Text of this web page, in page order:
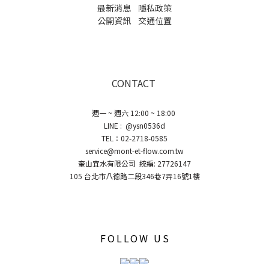
最新消息
隱私政策
公開資訊
交通位置
CONTACT
週一 ~ 週六 12:00 ~ 18:00
LINE : @ysn0536d
TEL：02-2718-0585
service@mont-et-flow.com.tw
奎山宜水有限公司 統編: 27726147
105 台北市八德路二段346巷7弄16號1樓
FOLLOW US